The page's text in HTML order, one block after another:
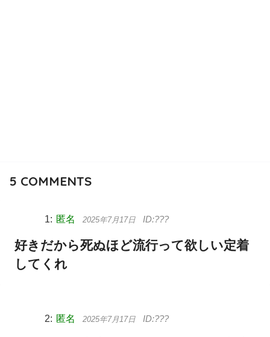
5 COMMENTS
匿名 2025年7月17日
好きだから死ぬほど流行って欲しい定着
してくれ
匿名 2025年7月17日